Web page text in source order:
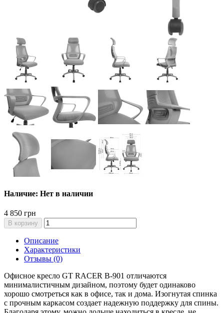
Наличие: Нет в наличии
4 850 грн
В корзину
Описание
Характеристики
Отзывы (0)
Офисное кресло GT RACER B-901 отличаются
минималистичным дизайном, поэтому будет одинаково
хорошо смотреться как в офисе, так и дома. Изогнутая спинка
с прочным каркасом создает надежную поддержку для спины.